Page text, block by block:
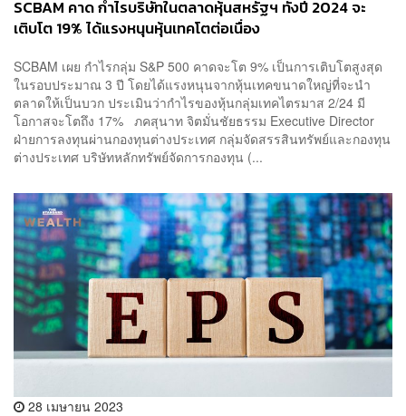
SCBAM คาด กำไรบริษัทในตลาดหุ้นสหรัฐฯ ทั้งปี 2024 จะ
เติบโต 19% ได้แรงหนุนหุ้นเทคโตต่อเนื่อง
SCBAM เผย กำไรกลุ่ม S&P 500 คาดจะโต 9% เป็นการเติบโตสูงสุด
ในรอบประมาณ 3 ปี โดยได้แรงหนุนจากหุ้นเทคขนาดใหญ่ที่จะนำ
ตลาดให้เป็นบวก ประเมินว่ากำไรของหุ้นกลุ่มเทคไตรมาส 2/24 มี
โอกาสจะโตถึง 17% ภคสุนาท จิตมั่นชัยธรรม Executive Director
ฝ่ายการลงทุนผ่านกองทุนต่างประเทศ กลุ่มจัดสรรสินทรัพย์และกองทุน
ต่างประเทศ บริษัทหลักทรัพย์จัดการกองทุน (...
28 เมษายน 2023